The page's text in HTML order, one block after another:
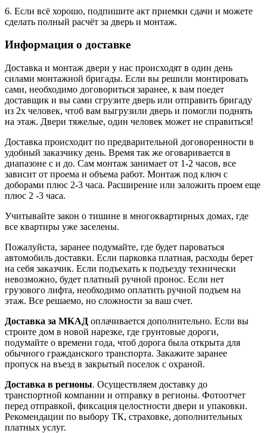
6. Если всё хорошо, подпишите акт приемки сдачи и можете
сделать полный расчёт за дверь и монтаж.
Информация о доставке
Доставка и монтаж двери у нас происходят в один день
силами монтажной бригады. Если вы решили монтировать
сами, необходимо договориться заранее, к вам поедет
доставщик и вы сами сгрузите дверь или отправить бригаду
из 2х человек, чтоб вам выгрузили дверь и помогли поднять
на этаж. Двери тяжелые, один человек может не справиться!
Доставка происходит по предварительной договоренности в
удобный заказчику день. Время так же оговаривается в
диапазоне с и до. Сам монтаж занимает от 1-2 часов, все
зависит от проема и объема работ. Монтаж под ключ с
доборами плюс 2-3 часа. Расширение или заложить проем еще
плюс 2 -3 часа.
Учитывайте закон о тишине в многоквартирных домах, где
все квартиры уже заселены.
Пожалуйста, заранее подумайте, где будет пароваться
автомобиль доставки. Если парковка платная, расходы берет
на себя заказчик. Если подъехать к подъезду технически
невозможно, будет платный ручной пронос. Если нет
грузового лифта, необходимо оплатить ручной подъем на
этаж. Все решаемо, но сложности за ваш счет.
Доставка за МКАД оплачивается дополнительно. Если вы
строите дом в новой нарезке, где грунтовые дороги,
подумайте о времени года, чтоб дорога была открыта для
обычного гражданского транспорта. Закажите заранее
пропуск на въезд в закрытый поселок с охраной.
Доставка в регионы. Осуществляем доставку до
транспортной компании и отправку в регионы. Фотоотчет
перед отправкой, фиксация целостности двери и упаковки.
Рекомендации по выбору ТК, страховке, дополнительных
платных услуг.